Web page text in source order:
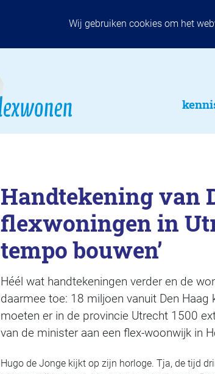
Wij gebruiken cookies om het
Handtekening van
flexwoningen in
tempo bouwen’
Héél wat handtekeningen verder en de
daarmee toe: 18 miljoen vanuit Den
moeten er in de provincie Utrecht 1500
van de minister aan een flex-woonwijk in
Hugo de Jonge kijkt op zijn horloge. Tja, de tijd